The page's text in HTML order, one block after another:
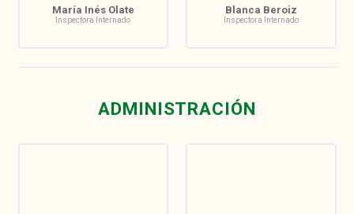
María Inés Olate
Inspectora Internado
Blanca Beroiz
Inspectora Internado
ADMINISTRACIÓN